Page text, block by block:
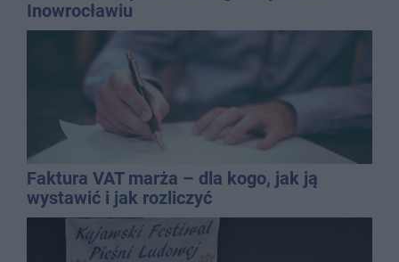
Inowrocławiu
Faktura VAT marża – dla kogo, jak ją
wystawić i jak rozliczyć